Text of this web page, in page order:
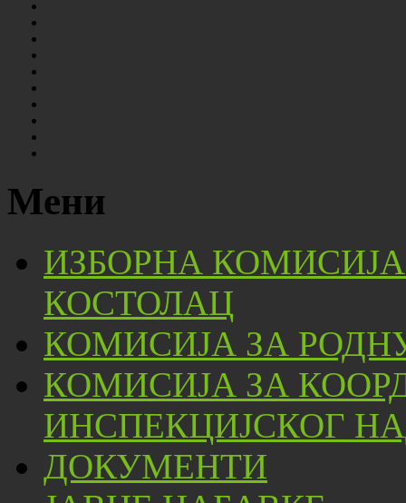
Мени
ИЗБОРНА
КОСТОЛАЦ
КОМИСИЈА ЗА
КОМИСИЈА ЗА
ИНСПЕКЦИЈСКОГ
ДОКУМЕНТИ